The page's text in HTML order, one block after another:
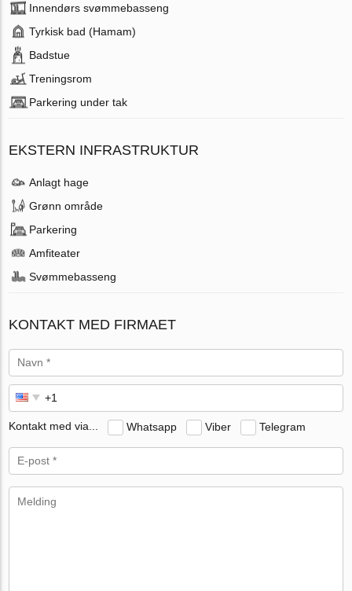
Innendørs svømmebasseng
Tyrkisk bad (Hamam)
Badstue
Treningsrom
Parkering under tak
EKSTERN INFRASTRUKTUR
Anlagt hage
Grønn område
Parkering
Amfiteater
Svømmebasseng
KONTAKT MED FIRMAET
Kontakt med via... Whatsapp Viber Telegram